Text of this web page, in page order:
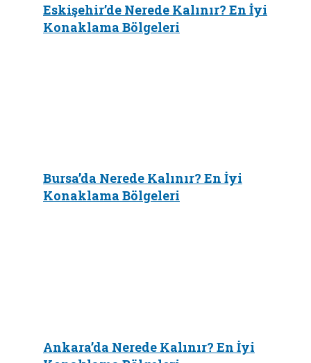
Eskişehir’de Nerede Kalınır? En İyi
Konaklama Bölgeleri
Bursa’da Nerede Kalınır? En İyi
Konaklama Bölgeleri
Ankara’da Nerede Kalınır? En İyi